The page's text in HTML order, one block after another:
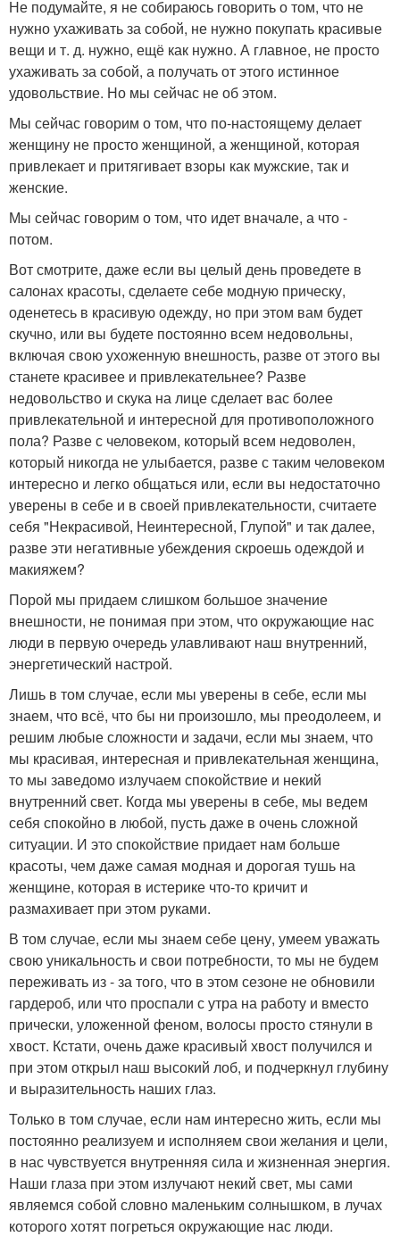
Не подумайте, я не собираюсь говорить о том, что не
нужно ухаживать за собой, не нужно покупать красивые
вещи и т. д. нужно, ещё как нужно. А главное, не просто
ухаживать за собой, а получать от этого истинное
удовольствие. Но мы сейчас не об этом.
Мы сейчас говорим о том, что по-настоящему делает
женщину не просто женщиной, а женщиной, которая
привлекает и притягивает взоры как мужские, так и
женские.
Мы сейчас говорим о том, что идет вначале, а что -
потом.
Вот смотрите, даже если вы целый день проведете в
салонах красоты, сделаете себе модную прическу,
оденетесь в красивую одежду, но при этом вам будет
скучно, или вы будете постоянно всем недовольны,
включая свою ухоженную внешность, разве от этого вы
станете красивее и привлекательнее? Разве
недовольство и скука на лице сделает вас более
привлекательной и интересной для противоположного
пола? Разве с человеком, который всем недоволен,
который никогда не улыбается, разве с таким человеком
интересно и легко общаться или, если вы недостаточно
уверены в себе и в своей привлекательности, считаете
себя "Некрасивой, Неинтересной, Глупой" и так далее,
разве эти негативные убеждения скроешь одеждой и
макияжем?
Порой мы придаем слишком большое значение
внешности, не понимая при этом, что окружающие нас
люди в первую очередь улавливают наш внутренний,
энергетический настрой.
Лишь в том случае, если мы уверены в себе, если мы
знаем, что всё, что бы ни произошло, мы преодолеем, и
решим любые сложности и задачи, если мы знаем, что
мы красивая, интересная и привлекательная женщина,
то мы заведомо излучаем спокойствие и некий
внутренний свет. Когда мы уверены в себе, мы ведем
себя спокойно в любой, пусть даже в очень сложной
ситуации. И это спокойствие придает нам больше
красоты, чем даже самая модная и дорогая тушь на
женщине, которая в истерике что-то кричит и
размахивает при этом руками.
В том случае, если мы знаем себе цену, умеем уважать
свою уникальность и свои потребности, то мы не будем
переживать из - за того, что в этом сезоне не обновили
гардероб, или что проспали с утра на работу и вместо
прически, уложенной феном, волосы просто стянули в
хвост. Кстати, очень даже красивый хвост получился и
при этом открыл наш высокий лоб, и подчеркнул глубину
и выразительность наших глаз.
Только в том случае, если нам интересно жить, если мы
постоянно реализуем и исполняем свои желания и цели,
в нас чувствуется внутренняя сила и жизненная энергия.
Наши глаза при этом излучают некий свет, мы сами
являемся собой словно маленьким солнышком, в лучах
которого хотят погреться окружающие нас люди.